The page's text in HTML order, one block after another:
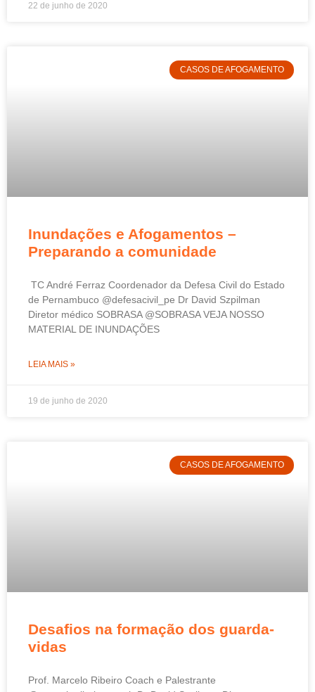
22 de junho de 2020
CASOS DE AFOGAMENTO
Inundações e Afogamentos –
Preparando a comunidade
TC André Ferraz Coordenador da Defesa Civil do Estado
de Pernambuco @defesacivil_pe Dr David Szpilman
Diretor médico SOBRASA @SOBRASA VEJA NOSSO
MATERIAL DE INUNDAÇÕES
LEIA MAIS »
19 de junho de 2020
CASOS DE AFOGAMENTO
Desafios na formação dos guarda-
vidas
Prof. Marcelo Ribeiro Coach e Palestrante